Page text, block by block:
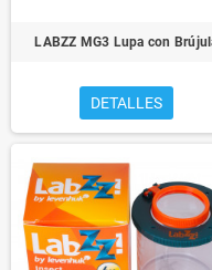
LABZZ MG3 Lupa con
DETALLES